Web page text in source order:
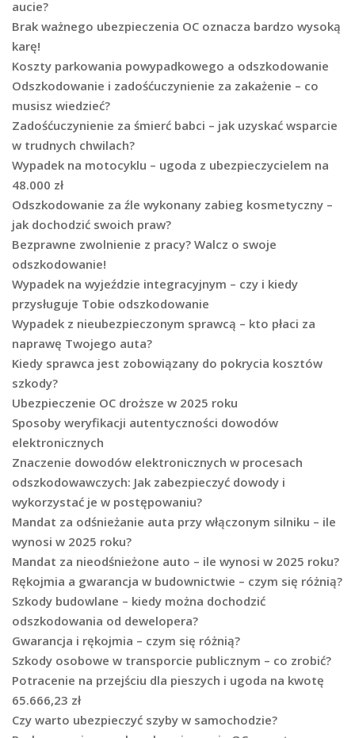
aucie?
Brak ważnego ubezpieczenia OC oznacza bardzo wysoką
karę!
Koszty parkowania powypadkowego a odszkodowanie
Odszkodowanie i zadośćuczynienie za zakażenie – co
musisz wiedzieć?
Zadośćuczynienie za śmierć babci – jak uzyskać wsparcie
w trudnych chwilach?
Wypadek na motocyklu – ugoda z ubezpieczycielem na
48.000 zł
Odszkodowanie za źle wykonany zabieg kosmetyczny –
jak dochodzić swoich praw?
Bezprawne zwolnienie z pracy? Walcz o swoje
odszkodowanie!
Wypadek na wyjeździe integracyjnym – czy i kiedy
przysługuje Tobie odszkodowanie
Wypadek z nieubezpieczonym sprawcą – kto płaci za
naprawę Twojego auta?
Kiedy sprawca jest zobowiązany do pokrycia kosztów
szkody?
Ubezpieczenie OC droższe w 2025 roku
Sposoby weryfikacji autentyczności dowodów
elektronicznych
Znaczenie dowodów elektronicznych w procesach
odszkodowawczych: Jak zabezpieczyć dowody i
wykorzystać je w postępowaniu?
Mandat za odśnieżanie auta przy włączonym silniku – ile
wynosi w 2025 roku?
Mandat za nieodśnieżone auto – ile wynosi w 2025 roku?
Rękojmia a gwarancja w budownictwie – czym się różnią?
Szkody budowlane – kiedy można dochodzić
odszkodowania od dewelopera?
Gwarancja i rękojmia – czym się różnią?
Szkody osobowe w transporcie publicznym – co zrobić?
Potracenie na przejściu dla pieszych i ugoda na kwotę
65.666,23 zł
Czy warto ubezpieczyć szyby w samochodzie?